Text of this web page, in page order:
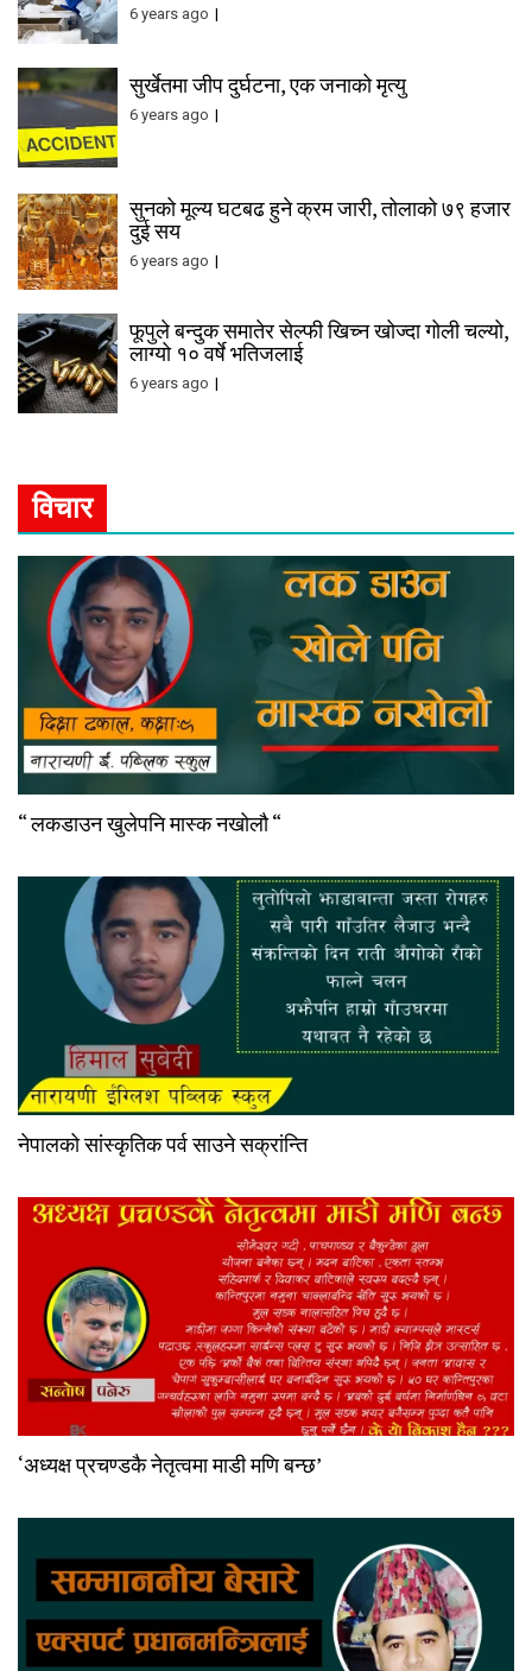
6 years ago
सुर्खेतमा जीप दुर्घटना, एक जनाको मृत्यु
6 years ago
सुनको मूल्य घटबढ हुने क्रम जारी, तोलाको ७९ हजार
दुई सय
6 years ago
फूपुले बन्दुक समातेर सेल्फी खिच्न खोज्दा गोली चल्यो,
लाग्यो १० वर्षे भतिजलाई
6 years ago
विचार
“ लकडाउन खुलेपनि मास्क नखोलौ “
नेपालको सांस्कृतिक पर्व साउने सक्रांन्ति
‘अध्यक्ष प्रचण्डकै नेतृत्वमा माडी मणि बन्छ’